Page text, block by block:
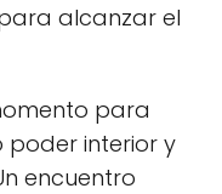
alcanzar el
para
interior y
encuentro